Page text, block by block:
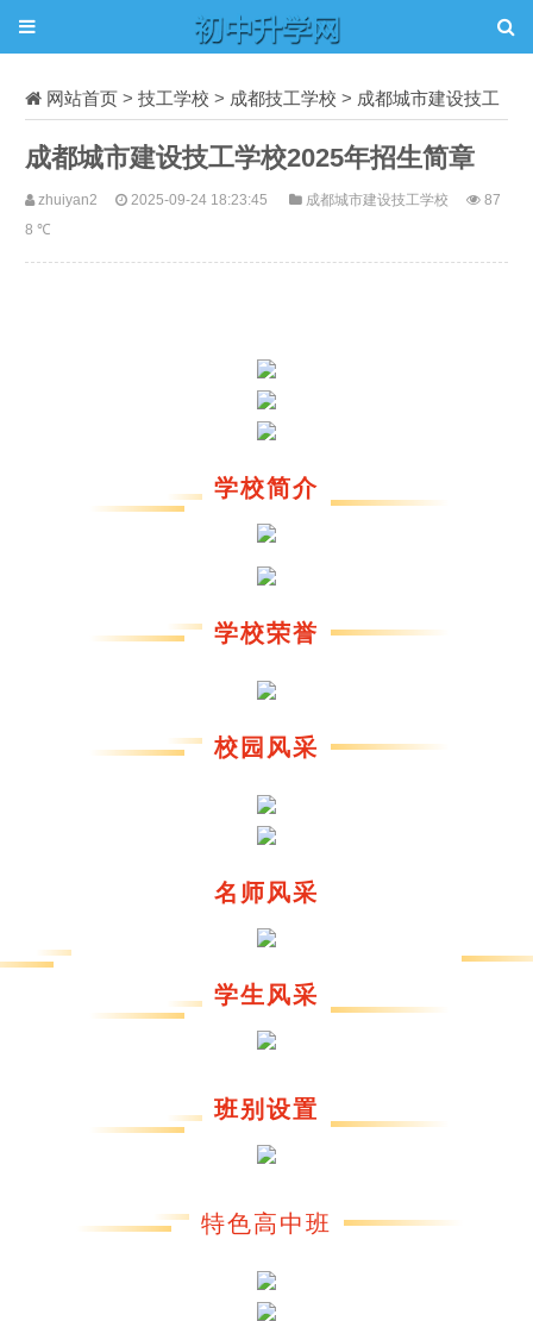
网站首页 > 技工学校 > 成都技工学校 > 成都城市建设技工
学校 正文
成都城市建设技工学校2025年招生简章
zhuiyan2 2025-09-24 18:23:45 成都城市建设技工学校
87
8 ℃
学校简介
学校荣誉
校园风采
名师风采
学生风采
班别设置
特色高中班